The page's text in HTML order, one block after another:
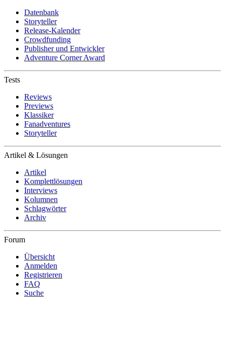
Datenbank
Storyteller
Release-Kalender
Crowdfunding
Publisher und Entwickler
Adventure Corner Award
Tests
Reviews
Previews
Klassiker
Fanadventures
Storyteller
Artikel & Lösungen
Artikel
Komplettlösungen
Interviews
Kolumnen
Schlagwörter
Archiv
Forum
Übersicht
Anmelden
Registrieren
FAQ
Suche